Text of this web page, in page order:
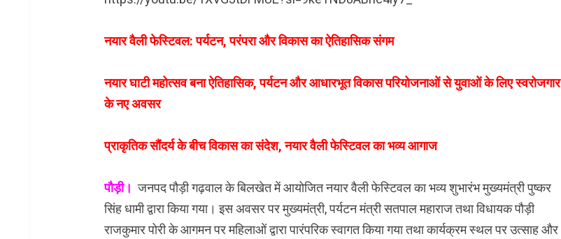
नयार वैली फेस्टिवल: पर्यटन, परंपरा और विकास का ऐतिहासिक संगम
नयार घाटी महोत्सव बना ऐतिहासिक, पर्यटन और आधारभूत विकास परियोजनाओं से युवाओं के लिए स्वरोजगार
के नए अवसर
प्राकृतिक सौंदर्य के बीच विकास का संदेश, नयार वैली फेस्टिवल का भव्य आगाज
पौड़ी।जनपद पौड़ी गढ़वाल के बिलखेत में आयोजित नयार वैली फेस्टिवल का भव्य शुभारंभ मुख्यमंत्री पुष्कर
सिंह धामी द्वारा किया गया। इस अवसर पर मुख्यमंत्री, पर्यटन मंत्री सतपाल महाराज तथा विधायक पौड़ी
राजकुमार पोरी के आगमन पर महिलाओं द्वारा पारंपरिक स्वागत किया गया तथा कार्यक्रम स्थल पर उत्साह और